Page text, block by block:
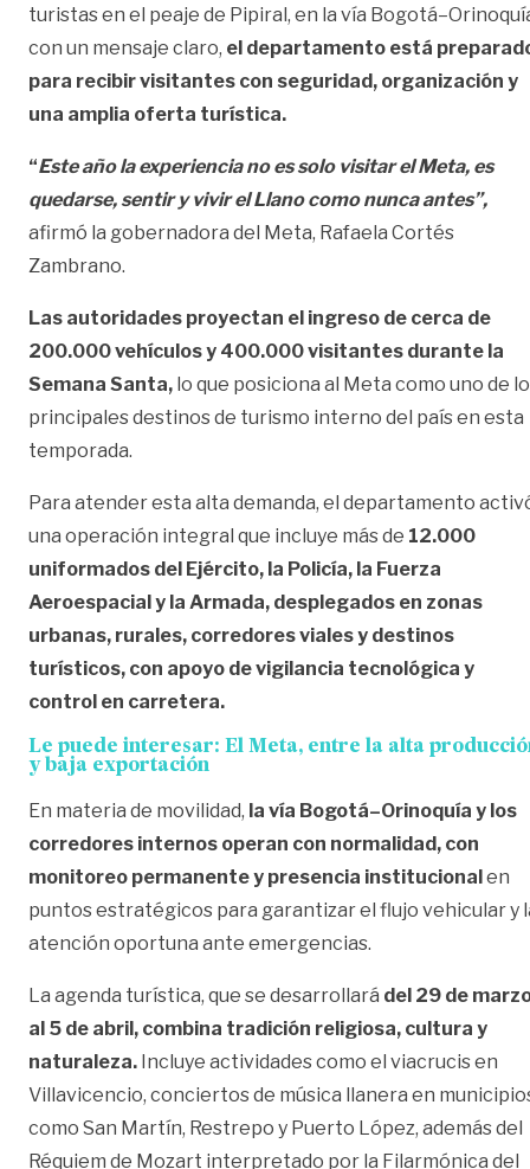
turistas en el peaje de Pipiral, en la vía
con un mensaje claro, el departamento está
para recibir visitantes con seguridad, organización y
una amplia oferta turística.
“Este año la experiencia no es solo visitar el Meta, es
quedarse, sentir y vivir el Llano como nunca antes”,
afirmó la gobernadora del Meta, Rafaela Cortés
Zambrano.
Las autoridades proyectan el ingreso de cerca de
200.000 vehículos y 400.000 visitantes durante la
Semana Santa, lo que posiciona al Meta como uno de
principales destinos de turismo interno del país en esta
temporada.
Para atender esta alta demanda, el departamento
una operación integral que incluye más de 12.000
uniformados del Ejército, la Policía, la Fuerza
Aeroespacial y la Armada, desplegados en zonas
urbanas, rurales, corredores viales y destinos
turísticos, con apoyo de vigilancia tecnológica y
control en carretera.
Le puede interesar: El Meta, entre la alta
y baja exportación
En materia de movilidad, la vía Bogotá–Orinoquía y los
corredores internos operan con normalidad, con
monitoreo permanente y presencia institucionalen
puntos estratégicos para garantizar el flujo vehicular y
atención oportuna ante emergencias.
La agenda turística, que se desarrollará del 29 de
al 5 de abril, combina tradición religiosa, cultura y
naturaleza. Incluye actividades como el viacrucis en
Villavicencio, conciertos de música llanera en
como San Martín, Restrepo y Puerto López, además del
Réquiem de Mozart interpretado por la Filarmónica del